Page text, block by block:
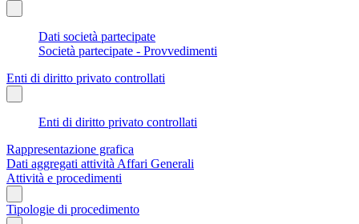
Dati società partecipate
Società partecipate - Provvedimenti
Enti di diritto privato controllati
Enti di diritto privato controllati
Rappresentazione grafica
Dati aggregati attività Affari Generali
Attività e procedimenti
Tipologie di procedimento